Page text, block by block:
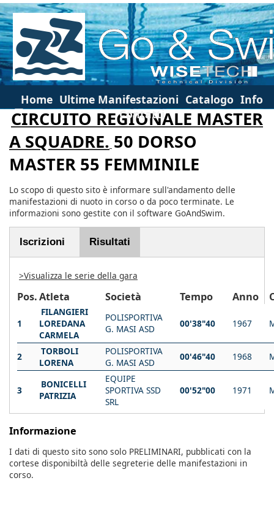
Home Ultime Manifestazioni Catalogo Info
Contatti
CIRCUITO REGIONALE MASTER
A SQUADRE. 50 DORSO
MASTER 55 FEMMINILE
Lo scopo di questo sito è informare sull'andamento delle
manifestazioni di nuoto in corso o da poco terminate. Le
informazioni sono gestite con il software GoAndSwim.
Iscrizioni Risultati
>Visualizza le serie della gara
Pos.Atleta Società Tempo Anno
1
FILANGIERI
LOREDANA
CARMELA
POLISPORTIVA
G. MASI ASD
00'38"40 1967
2
TORBOLI
LORENA
POLISPORTIVA
G. MASI ASD
00'46"40 1968
3
BONICELLI
PATRIZIA
EQUIPE
SPORTIVA SSD
SRL
00'52"00 1971
Informazione
I dati di questo sito sono solo PRELIMINARI, pubblicati con la
cortese disponibiltà delle segreterie delle manifestazioni in
corso.